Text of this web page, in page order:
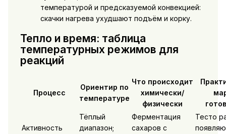
температурой и предсказуемой конвекцией:
скачки нагрева ухудшают подъём и корку.
Тепло и время: таблица
температурных режимов для
реакций
Процесс
Ориентир по
температуре
Что происходит
химически/
физически
Активность
Тёплый
диапазон;
Ферментация
сахаров с
Тесто